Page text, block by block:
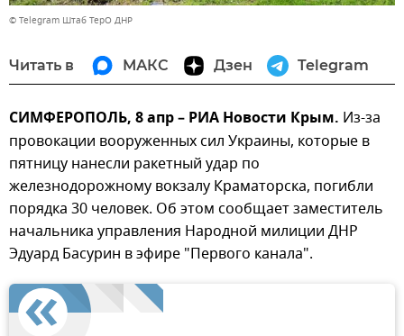
© Telegram Штаб ТерО ДНР
Читать в МАКС Дзен Telegram
СИМФЕРОПОЛЬ, 8 апр – РИА Новости Крым. Из-за
провокации вооруженных сил Украины, которые в
пятницу нанесли ракетный удар по
железнодорожному вокзалу Краматорска, погибли
порядка 30 человек. Об этом сообщает заместитель
начальника управления Народной милиции ДНР
Эдуард Басурин в эфире "Первого канала".